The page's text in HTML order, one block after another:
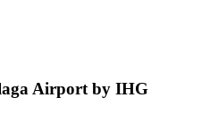
Airport by IHG